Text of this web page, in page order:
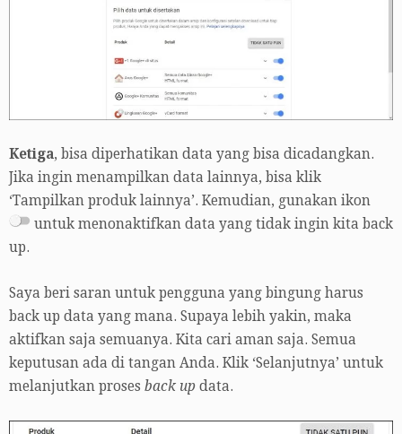
Ketiga, bisa diperhatikan data yang bisa dicadangkan.
Jika ingin menampilkan data lainnya, bisa klik
‘Tampilkan produk lainnya’. Kemudian, gunakan ikon
untuk menonaktifkan data yang tidak ingin kita back
up.
Saya beri saran untuk pengguna yang bingung harus
back up data yang mana. Supaya lebih yakin, maka
aktifkan saja semuanya. Kita cari aman saja. Semua
keputusan ada di tangan Anda. Klik ‘Selanjutnya’ untuk
melanjutkan proses back up data.